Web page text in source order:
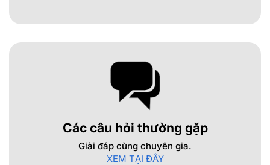
Các câu hỏi thường gặp
Giải đáp cùng chuyên gia.
XEM TẠI ĐÂY